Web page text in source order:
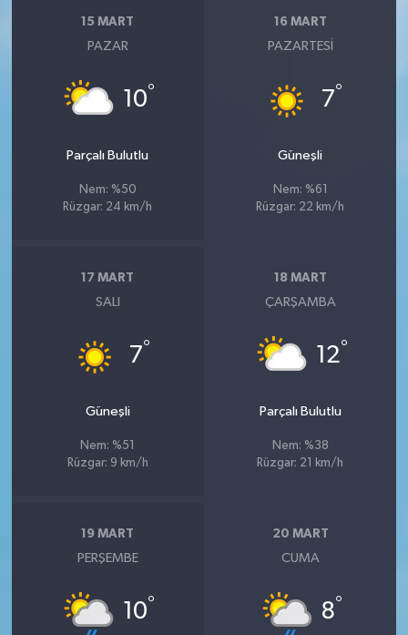
15 MART
PAZAR
10°
Parçalı Bulutlu
Nem: %50
Rüzgar: 24 km/h
16 MART
PAZARTESI
7°
Güneşli
Nem: %61
Rüzgar: 22 km/h
17 MART
SALI
7°
Güneşli
Nem: %51
Rüzgar: 9 km/h
18 MART
ÇARŞAMBA
12°
Parçalı Bulutlu
Nem: %38
Rüzgar: 21 km/h
19 MART
PERŞEMBE
10°
20 MART
CUMA
8°